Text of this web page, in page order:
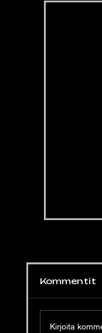
Kommentit
Kirjoita